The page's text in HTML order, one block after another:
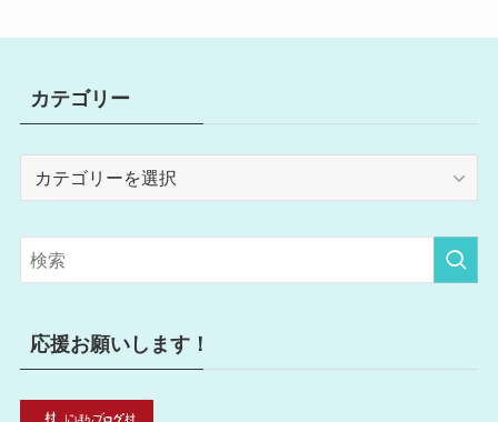
カテゴリー
リ
ー
応援お願いします！